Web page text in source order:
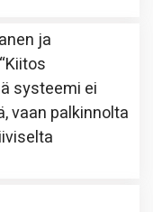
ja
Kiitos
systeemi ei
vaan palkinnolta